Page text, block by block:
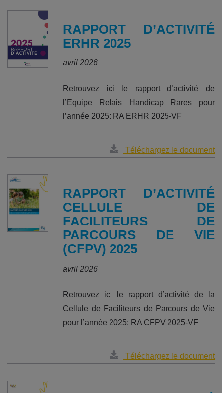
RAPPORT D’ACTIVITÉ
ERHR 2025
avril 2026
Retrouvez ici le rapport d’activité de
l’Equipe Relais Handicap Rares pour
l’année 2025: RA ERHR 2025-VF
Téléchargez le document
RAPPORT D’ACTIVITÉ
CELLULE DE
FACILITEURS DE
PARCOURS DE VIE
(CFPV) 2025
avril 2026
Retrouvez ici le rapport d’activité de la
Cellule de Faciliteurs de Parcours de Vie
pour l’année 2025: RA CFPV 2025-VF
Téléchargez le document